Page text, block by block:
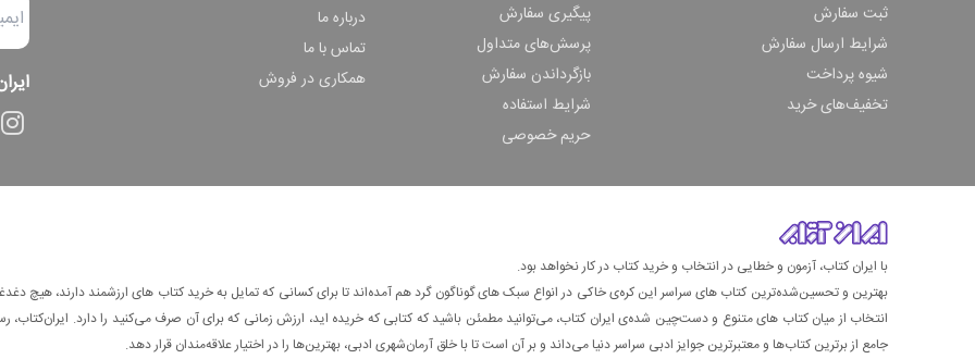
ثبت سفارش
شرایط ارسال سفارش
شیوه پرداخت
تخفیف‌های خرید
پیگیری سفارش
پرسش‌های متداول
بازگرداندن سفارش
شرایط استفاده
حریم خصوصی
درباره ما
تماس با ما
همکاری در فروش
با ایران کتاب، آزمون و خطایی در انتخاب و خرید کتاب در کار نخواهد بود.
بهترین و تحسین‌شده‌ترین کتاب‌ های سراسر این کره‌ی خاکی در انواع سبک های گوناگون گرد هم آمده‌اند تا برای کسانی که تمایل به خرید کتاب های ارزشمند دارند، هیچ
انتخاب از میان کتاب های متنوع و دست‌چین شده‌ی ایران کتاب، می‌توانید مطمئن باشید که کتابی که خریده اید، ارزش زمانی که برای آن صرف می‌کنید را دارد. ایران‌کتاب،
جامع از برترین کتاب‌ها و معتبرترین جوایز ادبی سراسر دنیا می‌داند و بر آن است تا با خلق آرمان‌شهری ادبی، بهترین‌ها را در اختیار علاقه‌مندان قرار دهد.